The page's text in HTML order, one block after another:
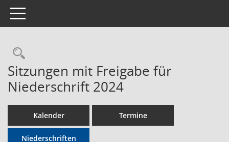
Toggle navigation
Rechercheauswahl
Sitzungen mit Freigabe für
Niederschrift 2024
Kalender Termine
Niederschriften